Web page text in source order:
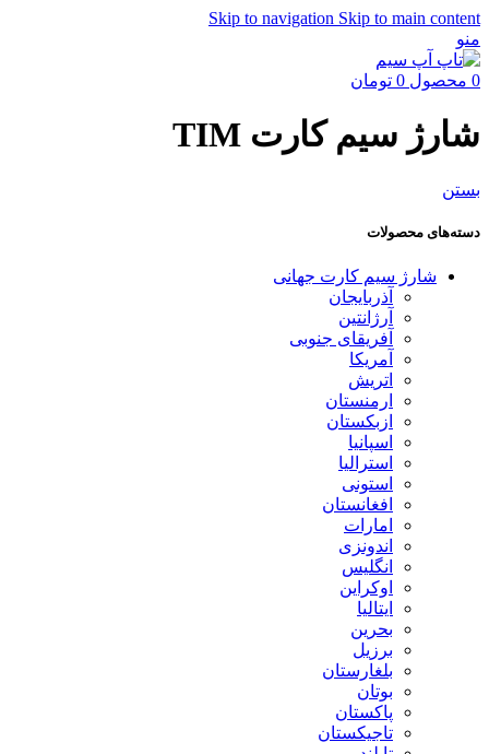
Skip to navigation Skip to main content
منو
0 محصول 0 تومان
شارژ سیم کارت TIM
بستن
دسته‌های محصولات
شارژ سیم کارت جهانی
آذربایجان
آرژانتین
آفریقای جنوبی
آمریکا
اتریش
ارمنستان
ازبکستان
اسپانیا
استرالیا
استونی
افغانستان
امارات
اندونزی
انگلیس
اوکراین
ایتالیا
بحرین
برزیل
بلغارستان
بوتان
پاکستان
تاجیکستان